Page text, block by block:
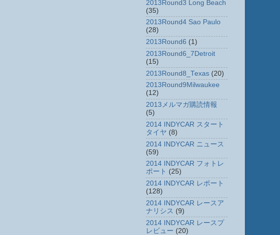
2013Round3 Long Beach
(35)
2013Round4 Sao Paulo
(28)
2013Round6 (1)
2013Round6_7Detroit
(15)
2013Round8_Texas (20)
2013Round9Milwaukee
(12)
2013メルマガ購読情報
(5)
2014 INDYCAR スタート
タイヤ (8)
2014 INDYCAR ニュース
(59)
2014 INDYCAR フォトレ
ポート (25)
2014 INDYCAR レポート
(128)
2014 INDYCAR レースア
ナリシス (9)
2014 INDYCAR レースプ
レビュー (20)